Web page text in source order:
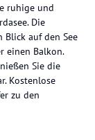
ruhige und
Die
auf den See
einen Balkon.
Sie die
Kostenlose
zu den